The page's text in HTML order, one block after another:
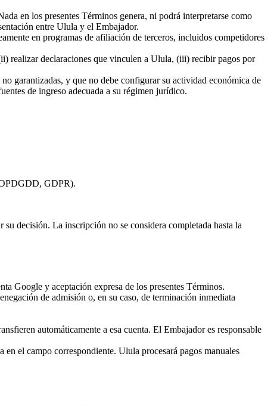
en los presentes Términos genera, ni podrá interpretarse como
entre Ulula y el Embajador.
en programas de afiliación de terceros, incluidos competidores
realizar declaraciones que vinculen a Ulula, (iii) recibir pagos por
garantizadas, y que no debe configurar su actividad económica de
de ingreso adecuada a su régimen jurídico.
GDPR).
decisión. La inscripción no se considera completada hasta la
Google y aceptación expresa de los presentes Términos.
de admisión o, en su caso, de terminación inmediata
automáticamente a esa cuenta. El Embajador es responsable
el campo correspondiente. Ulula procesará pagos manuales